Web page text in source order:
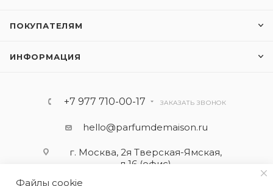
ПОКУПАТЕЛЯМ
ИНФОРМАЦИЯ
+7 977 710-00-17 ЗАКАЗАТЬ ЗВОНОК
hello@parfumdemaison.ru
г. Москва, 2я Тверская-Ямская,
д.16 (офис)
Файлы cookie